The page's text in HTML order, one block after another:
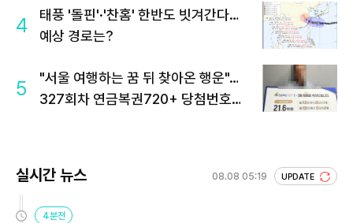
4
태풍 '돌핀'·'찬홈' 한반도 빗겨간다…
예상 경로는?
5
"서울 여행하는 꿈 뒤 찾아온 행운"…
327회차 연금복권720+ 당첨번호조
실시간 뉴스 08.08 05:19 UPDATE
4분전